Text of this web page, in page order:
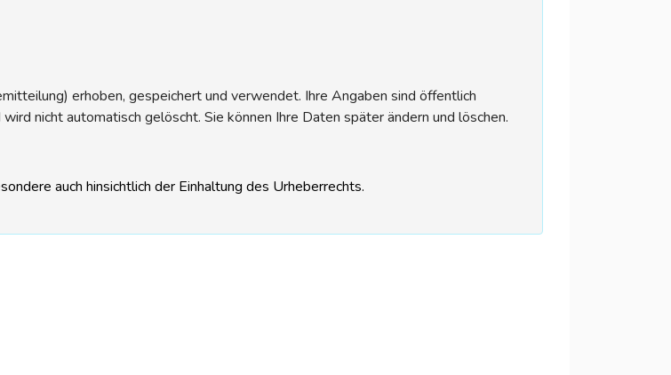
erhoben, gespeichert und verwendet. Ihre Angaben sind öffentlich
nicht automatisch gelöscht. Sie können Ihre Daten später ändern und löschen.
auch hinsichtlich der Einhaltung des Urheberrechts.